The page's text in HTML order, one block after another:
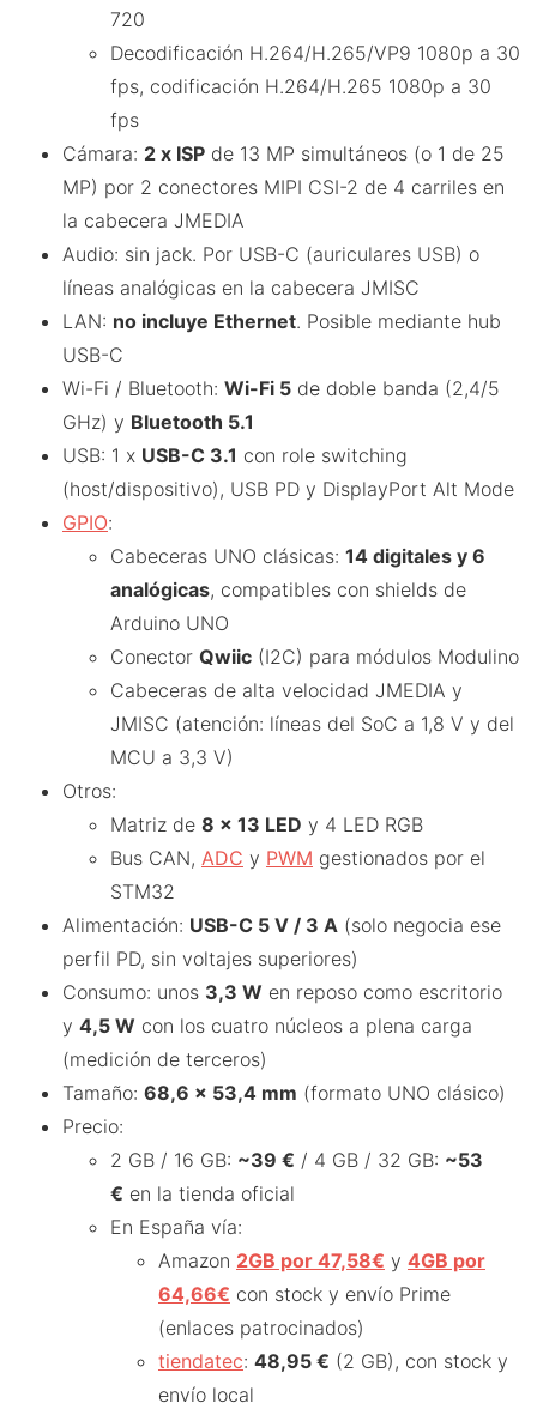
720
Decodificación H.264/H.265/VP9 1080p a 30
fps, codificación H.264/H.265 1080p a 30
fps
Cámara: 2 x ISP de 13 MP simultáneos (o 1 de 25
MP) por 2 conectores MIPI CSI-2 de 4 carriles en
la cabecera JMEDIA
Audio: sin jack. Por USB-C (auriculares USB) o
líneas analógicas en la cabecera JMISC
LAN: no incluye Ethernet. Posible mediante hub
USB-C
Wi-Fi / Bluetooth: Wi-Fi 5 de doble banda (2,4/5
GHz) y Bluetooth 5.1
USB: 1 x USB-C 3.1 con role switching
(host/dispositivo), USB PD y DisplayPort Alt Mode
GPIO:
Cabeceras UNO clásicas: 14 digitales y 6
analógicas, compatibles con shields de
Arduino UNO
Conector Qwiic (I2C) para módulos Modulino
Cabeceras de alta velocidad JMEDIA y
JMISC (atención: líneas del SoC a 1,8 V y del
MCU a 3,3 V)
Otros:
Matriz de 8 x 13 LED y 4 LED RGB
Bus CAN, ADC y PWM gestionados por el
STM32
Alimentación: USB-C 5 V / 3 A (solo negocia ese
perfil PD, sin voltajes superiores)
Consumo: unos 3,3 W en reposo como escritorio
y 4,5 W con los cuatro núcleos a plena carga
(medición de terceros)
Tamaño: 68,6 x 53,4 mm (formato UNO clásico)
Precio:
2 GB / 16 GB: ~39 € / 4 GB / 32 GB: ~53
€ en la tienda oficial
En España vía:
Amazon 2GB por 47,58€ y 4GB por
64,66€ con stock y envío Prime
(enlaces patrocinados)
tiendatec: 48,95 € (2 GB), con stock y
envío local